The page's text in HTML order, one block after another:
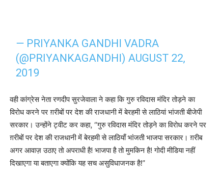
— PRIYANKA GANDHI VADRA
(@PRIYANKAGANDHI)AUGUST 22,
2019
वही कांग्रेस नेता रणदीप सुरजेवाला ने कहा कि गुरु रविदास मंदिर तोड़ने का
विरोध करने पर ग़रीबों पर देश की राजधानी में बेरहमी से लाठियां भांजती बीजेपी
सरकार। उन्होंने ट्वीट कर कहा, “गुरु रविदास मंदिर तोड़ने का विरोध करने पर
ग़रीबों पर देश की राजधानी में बेरहमी से लाठियाँ भांजती भाजपा सरकार। ग़रीब
अगर आवाज़ उठाए तो अपराधी है! भाजपा है तो मुमकिन है! गोदी मीडिया नहीं
दिखाएगा या बताएगा क्योंकि यह सच असुविधाजनक है!”